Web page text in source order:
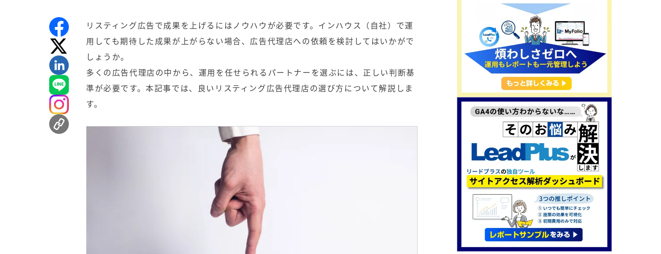
リスティング広告で成果を上げるにはノウハウが必要です。インハウス（自社）で運
用しても期待した成果が上がらない場合、広告代理店への依頼を検討してはいかがで
しょうか。
多くの広告代理店の中から、運用を任せられるパートナーを選ぶには、正しい判断基
準が必要です。本記事では、良いリスティング広告代理店の選び方について解説しま
す。